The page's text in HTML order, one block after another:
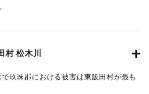
12年6月22日 朝刊4面】
村 松木川
玖珠郡における被害は東飯田村が最も